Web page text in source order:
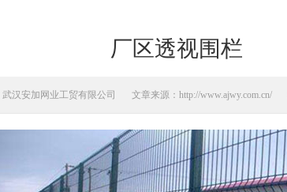
厂区透视围栏
汉安加网业工贸有限公司 文章来源：http://www.ajwy.com.cn/